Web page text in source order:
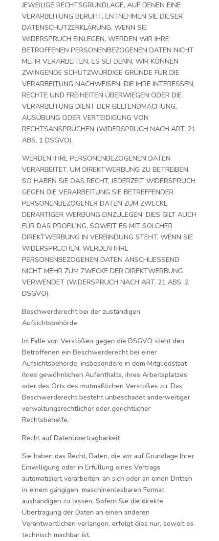
JEWEILIGE RECHTSGRUNDLAGE, AUF DENEN EINE
VERARBEITUNG BERUHT, ENTNEHMEN SIE DIESER
DATENSCHUTZERKLÄRUNG. WENN SIE
WIDERSPRUCH EINLEGEN, WERDEN WIR IHRE
BETROFFENEN PERSONENBEZOGENEN DATEN NICHT
MEHR VERARBEITEN, ES SEI DENN, WIR KÖNNEN
ZWINGENDE SCHUTZWÜRDIGE GRÜNDE FÜR DIE
VERARBEITUNG NACHWEISEN, DIE IHRE INTERESSEN,
RECHTE UND FREIHEITEN ÜBERWIEGEN ODER DIE
VERARBEITUNG DIENT DER GELTENDMACHUNG,
AUSÜBUNG ODER VERTEIDIGUNG VON
RECHTSANSPRÜCHEN (WIDERSPRUCH NACH ART. 21
ABS. 1 DSGVO).
WERDEN IHRE PERSONENBEZOGENEN DATEN
VERARBEITET, UM DIREKTWERBUNG ZU BETREIBEN,
SO HABEN SIE DAS RECHT, JEDERZEIT WIDERSPRUCH
GEGEN DIE VERARBEITUNG SIE BETREFFENDER
PERSONENBEZOGENER DATEN ZUM ZWECKE
DERARTIGER WERBUNG EINZULEGEN; DIES GILT AUCH
FÜR DAS PROFILING, SOWEIT ES MIT SOLCHER
DIREKTWERBUNG IN VERBINDUNG STEHT. WENN SIE
WIDERSPRECHEN, WERDEN IHRE
PERSONENBEZOGENEN DATEN ANSCHLIESSEND
NICHT MEHR ZUM ZWECKE DER DIREKTWERBUNG
VERWENDET (WIDERSPRUCH NACH ART. 21 ABS. 2
DSGVO).
Beschwerderecht bei der zuständigen
Aufsichtsbehörde
Im Falle von Verstößen gegen die DSGVO steht den
Betroffenen ein Beschwerderecht bei einer
Aufsichtsbehörde, insbesondere in dem Mitgliedstaat
ihres gewöhnlichen Aufenthalts, ihres Arbeitsplatzes
oder des Orts des mutmaßlichen Verstoßes zu. Das
Beschwerderecht besteht unbeschadet anderweitiger
verwaltungsrechtlicher oder gerichtlicher
Rechtsbehelfe.
Recht auf Datenübertragbarkeit
Sie haben das Recht, Daten, die wir auf Grundlage Ihrer
Einwilligung oder in Erfüllung eines Vertrags
automatisiert verarbeiten, an sich oder an einen Dritten
in einem gängigen, maschinenlesbaren Format
aushändigen zu lassen. Sofern Sie die direkte
Übertragung der Daten an einen anderen
Verantwortlichen verlangen, erfolgt dies nur, soweit es
technisch machbar ist.